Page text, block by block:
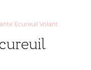
Ecureuil Volant